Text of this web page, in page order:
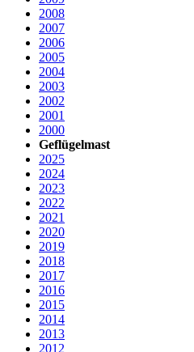
2008
2007
2006
2005
2004
2003
2002
2001
2000
Geflügelmast
2025
2024
2023
2022
2021
2020
2019
2018
2017
2016
2015
2014
2013
2012